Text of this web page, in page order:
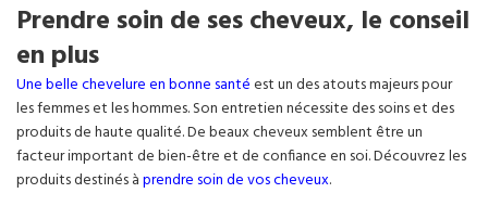
Prendre soin de ses cheveux, le conseil
en plus
Une belle chevelure en bonne santéest un des atouts majeurs pour
les femmes et les hommes. Son entretien nécessite des soins et des
produits de haute qualité. De beaux cheveux semblent être un
facteur important de bien-être et de confiance en soi. Découvrez les
produits destinés àprendre soin de vos cheveux.